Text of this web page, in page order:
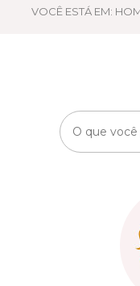
VOCÊ ESTÁ EM: